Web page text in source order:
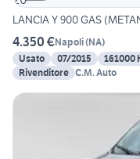
LANCIA Y 900 GAS
4.350 €Napoli(NA)
Usato
07/2015 161000
Rivenditore C.M. Auto